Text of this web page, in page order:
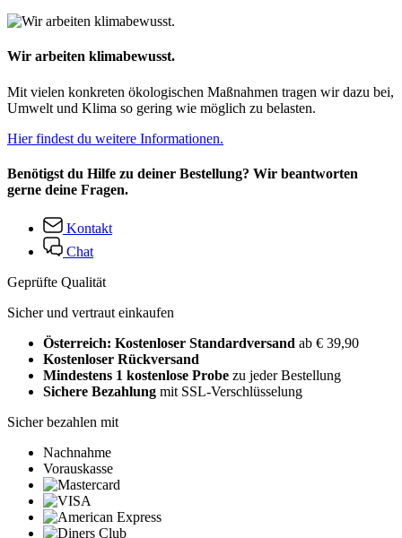
Wir arbeiten klimabewusst.
Mit vielen konkreten ökologischen Maßnahmen tragen wir dazu bei,
Umwelt und Klima so gering wie möglich zu belasten.
Hier findest du weitere Informationen.
Benötigst du Hilfe zu deiner Bestellung? Wir beantworten
gerne deine Fragen.
Kontakt
Chat
Geprüfte Qualität
Sicher und vertraut einkaufen
Österreich: Kostenloser Standardversand ab € 39,90
Kostenloser Rückversand
Mindestens 1 kostenlose Probe zu jeder Bestellung
Sichere Bezahlung mit SSL-Verschlüsselung
Sicher bezahlen mit
Nachnahme
Vorauskasse